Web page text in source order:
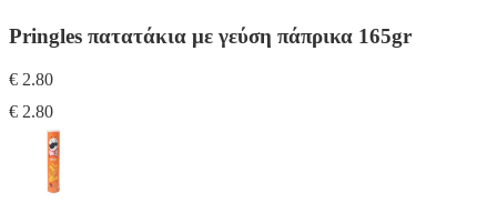
Pringles πατατάκια με γεύση πάπρικα 165gr
€ 2.80
€ 2.80